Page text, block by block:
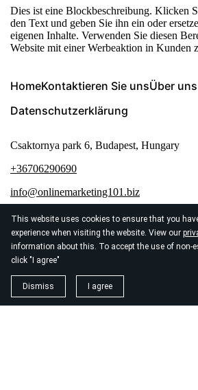
This website uses cookies to ensure that you
experience when visiting the website. View our
information about this. To accept the use of non-
click "I agree"
Dismiss I agree
Dies ist eine Blockbeschreibung. Klicken
den Text und geben Sie ihn ein oder
eigenen Inhalte. Verwenden Sie diesen
Website mit einer Werbeaktion in Kunden
HomeKontaktieren Sie unsÜber uns
Datenschutzerklärung
Csaktornya park 6, Budapest, Hungary
+36706290690
info@onlinemarketing101.biz
© 2026 Seo Agentur Zurich